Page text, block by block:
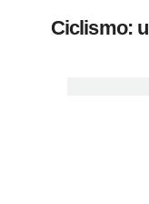
Ciclismo: